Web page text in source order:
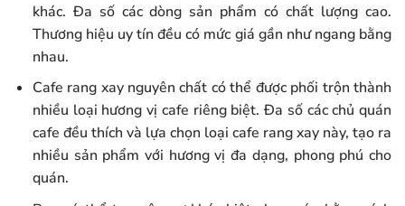
khác. Đa số các dòng sản phẩm có chất lượng cao.
Thương hiệu uy tín đều có mức giá gần như ngang bằng
nhau.
Cafe rang xay nguyên chất có thể được phối trộn thành
nhiều loại hương vị cafe riêng biệt. Đa số các chủ quán
cafe đều thích và lựa chọn loại cafe rang xay này, tạo ra
nhiều sản phẩm với hương vị đa dạng, phong phú cho
quán.